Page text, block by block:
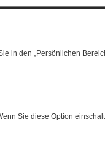
den „Persönlichen
Sie diese Option